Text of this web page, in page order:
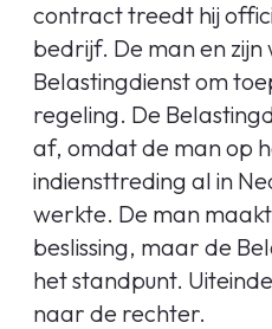
contract treedt hij
bedrijf. De man en
Belastingdienst om
regeling. De
af, omdat de man op
indiensttreding al in
werkte. De man
beslissing, maar de
het standpunt.
naar de rechter.